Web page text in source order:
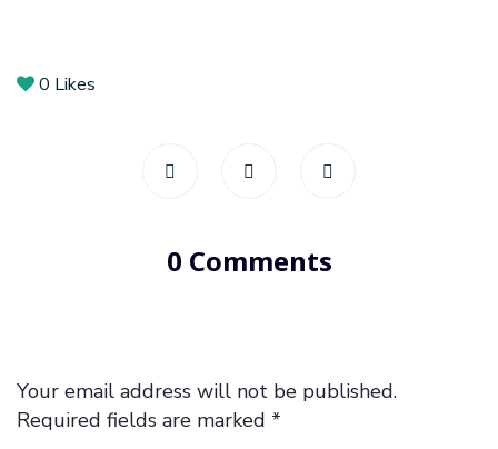
0 Likes
0 Comments
Your email address will not be published.
Required fields are marked *